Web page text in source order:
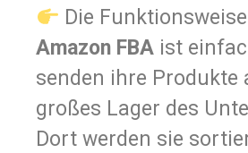
Die
Amazon FBA ist
senden ihre Produkte
großes Lager des
Dort werden sie